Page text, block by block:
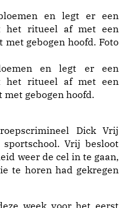
en legt er een
het ritueel af met een
gebogen hoofd.
Dick Vrij
Vrij besloot
weer de cel in te gaan,
te horen had gekregen